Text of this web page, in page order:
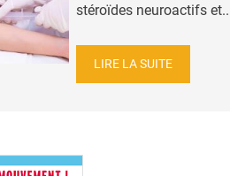
stéroïdes neuroactifs
LIRE LA SUITE